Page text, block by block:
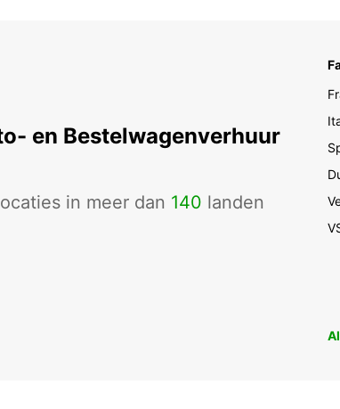
en Bestelwagenverhuur
in meer dan 140 landen